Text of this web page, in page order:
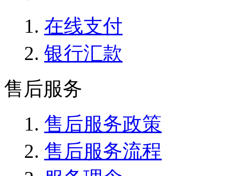
在线支付
银行汇款
售后服务
售后服务政策
售后服务流程